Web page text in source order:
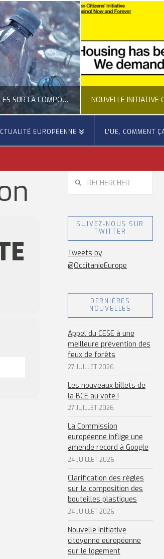
CLARIFICATION DES RÈGLES SUR LA COMPOSITION DES BOUTEILLES PLASTIQUES
ECONOMIE CIRCULAIRE, ÉNERGIE - ENVIRONNEMENT - CLIMAT
2026
ACTUALITÉ DE L'UNION EUROPÉENNE, ACTUALITÉ DE LA
JUILLET
EUROPÉENNE L’UE, COMMENT
SUIVEZ-NOUS SUR
TWITTER
Tweets by
@OccitanieEurope
DERNIÈRES
NOUVELLES
Appel du CESE à une
meilleure prévention des
feux de forêts
27 JUILLET 2026
Les nouveaux billets de
la BCE au vote !
27 JUILLET 2026
La Commission
européenne inflige une
amende record à Google
24 JUILLET 2026
Clarification des règles
sur la composition des
bouteilles plastiques
24 JUILLET 2026
Nouvelle initiative
citoyenne européenne
sur le logement